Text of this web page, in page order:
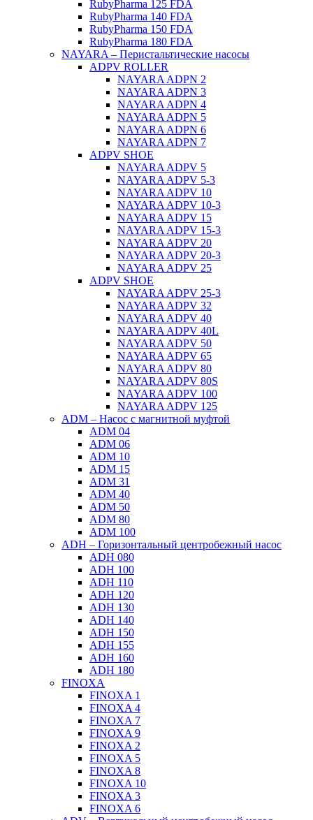
RubyPharma 125 FDA
RubyPharma 140 FDA
RubyPharma 150 FDA
RubyPharma 180 FDA
NAYARA – Перистальтические насосы
ADPV ROLLER
NAYARA ADPN 2
NAYARA ADPN 3
NAYARA ADPN 4
NAYARA ADPN 5
NAYARA ADPN 6
NAYARA ADPN 7
ADPV SHOE
ΝAYARA ADPV 5
NAYARA ADPV 5-3
NAYARA ADPV 10
NAYARA ADPV 10-3
NAYARA ADPV 15
NAYARA ADPV 15-3
NAYARA ADPV 20
NAYARA ADPV 20-3
NAYARA ADPV 25
ADPV SHOE
NAYARA ADPV 25-3
NAYARA ADPV 32
NAYARA ADPV 40
NAYARA ADPV 40L
NAYARA ADPV 50
NAYARA ADPV 65
NAYARA ADPV 80
NAYARA ADPV 80S
NAYARA ADPV 100
NAYARA ADPV 125
ADM – Насос с магнитной муфтой
ADM 04
ADM 06
ADM 10
ADM 15
ADM 31
ADM 40
ADM 50
ADM 80
ADM 100
ADH – Горизонтальный центробежный насос
ADH 080
ADH 100
ADH 110
ADH 120
ADH 130
ADH 140
ADH 150
ADH 155
ADH 160
ADH 180
FINOXA
FINOXA 1
FINOXA 4
FINOXA 7
FINOXA 9
FINOXA 2
FINOXA 5
FINOXA 8
FINOXA 10
FINOXA 3
FINOXA 6